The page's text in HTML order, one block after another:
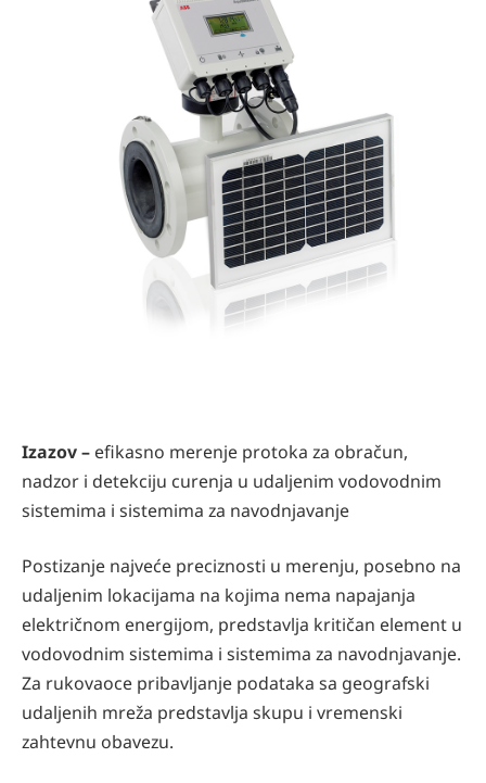
Izazov – efikasno merenje protoka za obračun,
nadzor i detekciju curenja u udaljenim vodovodnim
sistemima i sistemima za navodnjavanje
Postizanje najveće preciznosti u merenju, posebno na
udaljenim lokacijama na kojima nema napajanja
električnom energijom, predstavlja kritičan element u
vodovodnim sistemima i sistemima za navodnjavanje.
Za rukovaoce pribavljanje podataka sa geografski
udaljenih mreža predstavlja skupu i vremenski
zahtevnu obavezu.